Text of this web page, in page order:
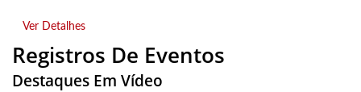
Ver Detalhes
Registros De Eventos
Destaques Em Vídeo